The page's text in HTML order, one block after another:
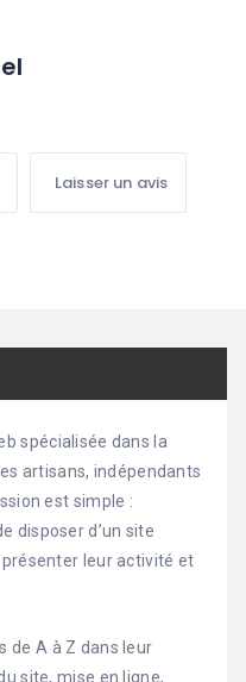
Laisser un avis
spécialisée dans la
artisans, indépendants
est simple :
disposer d’un site
leur activité et
de A à Z dans leur
site, mise en ligne,